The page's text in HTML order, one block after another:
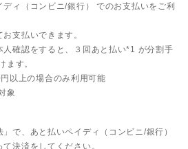
ィ（コンビニ/銀行） でのお支払いをご利
支払いできます。
人確認をすると、３回あと払い*1 が分割手
ます。
以上の場合のみ利用可能
象
で、あと払いペイディ（コンビニ/銀行）
決済をしてください。